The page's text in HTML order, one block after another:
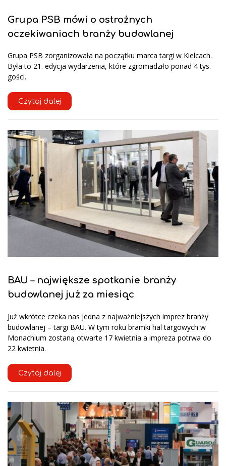
Grupa PSB mówi o ostrożnych
oczekiwaniach branży budowlanej
Grupa PSB zorganizowała na początku marca targi w Kielcach.
Była to 21. edycja wydarzenia, które zgromadziło ponad 4 tys.
gości.
Czytaj dalej
BAU – największe spotkanie branży
budowlanej już za miesiąc
Już wkrótce czeka nas jedna z najważniejszych imprez branży
budowlanej – targi BAU. W tym roku bramki hal targowych w
Monachium zostaną otwarte 17 kwietnia a impreza potrwa do
22 kwietnia.
Czytaj dalej